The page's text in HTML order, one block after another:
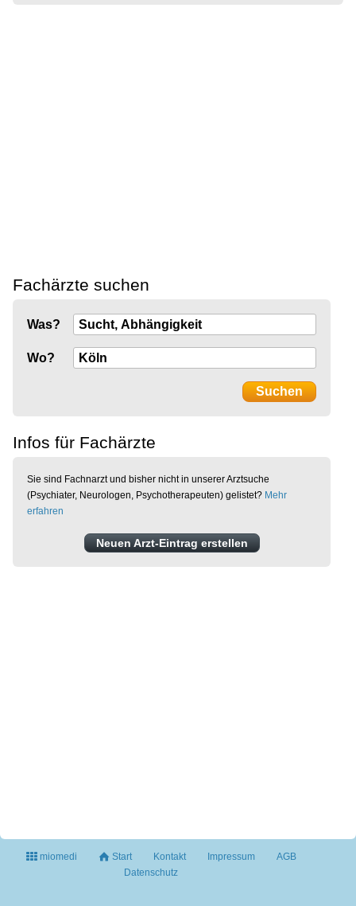
Fachärzte suchen
Was?
Wo?
Infos für Fachärzte
Sie sind Fachnarzt und bisher nicht in unserer Arztsuche
(Psychiater, Neurologen, Psychotherapeuten) gelistet? Mehr
erfahren
Neuen Arzt-Eintrag erstellen
miomedi Start Kontakt Impressum
AGB
Datenschutz